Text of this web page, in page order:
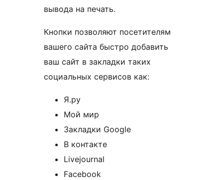
вывода на печать.
Кнопки позволяют посетителям
вашего сайта быстро добавить
ваш сайт в закладки таких
социальных сервисов как:
Я.ру
Мой мир
Закладки Google
В контакте
Livejournal
Facebook